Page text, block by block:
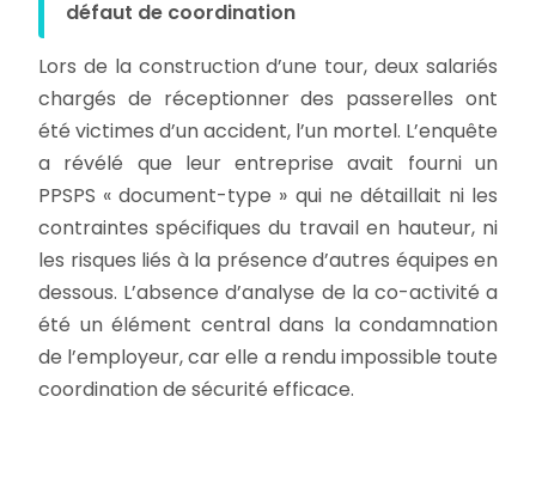
défaut de coordination
Lors de la construction d’une tour, deux salariés
chargés de réceptionner des passerelles ont
été victimes d’un accident, l’un mortel. L’enquête
a révélé que leur entreprise avait fourni un
PPSPS « document-type » qui ne détaillait ni les
contraintes spécifiques du travail en hauteur, ni
les risques liés à la présence d’autres équipes en
dessous. L’absence d’analyse de la co-activité a
été un élément central dans la condamnation
de l’employeur, car elle a rendu impossible toute
coordination de sécurité efficace.